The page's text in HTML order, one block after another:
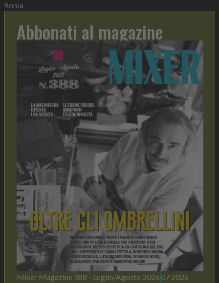
Roma
Abbonati al magazine
Mixer Magazine 388 - Luglio/Agosto 2026 07 2026